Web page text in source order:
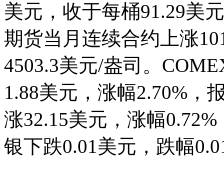
美元，收于每桶91.29美
期货当月连续合约上涨
4503.3美元/盎司。
1.88美元，涨幅2.70%，
涨32.15美元，涨幅
银下跌0.01美元，跌幅